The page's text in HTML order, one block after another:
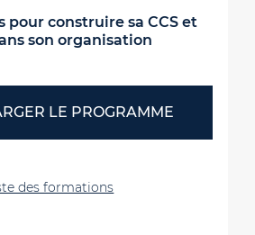
pour construire sa CCS et
son organisation
LE PROGRAMME
des formations